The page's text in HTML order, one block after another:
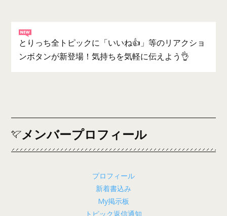
とりっち全トピックに「いいね👍」等のリアクショ
ンボタンが新登場！気持ちを気軽に伝えよう👌
メンバープロフィール
プロフィール
新着書込み
My掲示板
トピック返信通知